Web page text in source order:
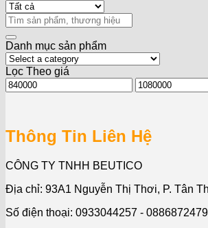
Search
for:
Danh mục sản phẩm
Lọc Theo giá
Min
price
Max
price
Thông Tin Liên Hệ
CÔNG TY TNHH BEUTICO
Địa chỉ: 93A1 Nguyễn Thị Thơi, P. Tân
Số điện thoại: 0933044257 - 0886872479